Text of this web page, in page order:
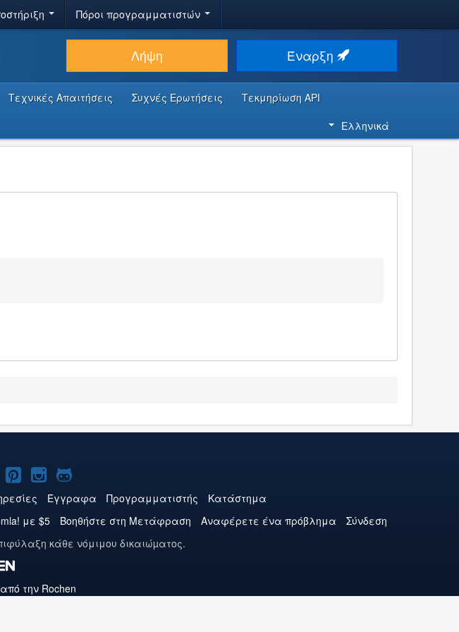
Πόροι προγραμματιστών
Λήψη Έναρξη
Τεχνικές Απαιτήσεις Συχνές Ερωτήσεις
Τεκμηρίωση API
Ελληνικά
Το
Joomla!
στο
Pinterest
Το
Joomla!
στο
Instagram
Το
Joomla!
στο
GitHub
Έγγραφα Προγραμματιστής
Κατάστημα
με $5 Βοηθήστε στη Μετάφραση Αναφέρετε ένα πρόβλημα
Σύνδεση
κάθε νόμιμου δικαιώµατος.
την Rochen